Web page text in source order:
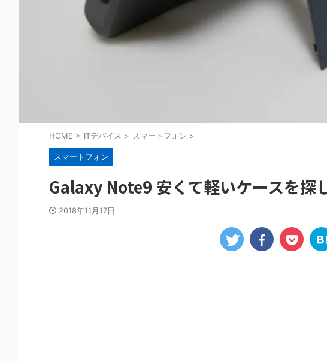
HOME > ITデバイス > スマートフォン >
スマートフォン
Galaxy Note9 安くて軽いケースを探
2018年11月17日